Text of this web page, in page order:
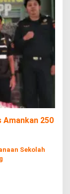
Amankan 250
Sekolah